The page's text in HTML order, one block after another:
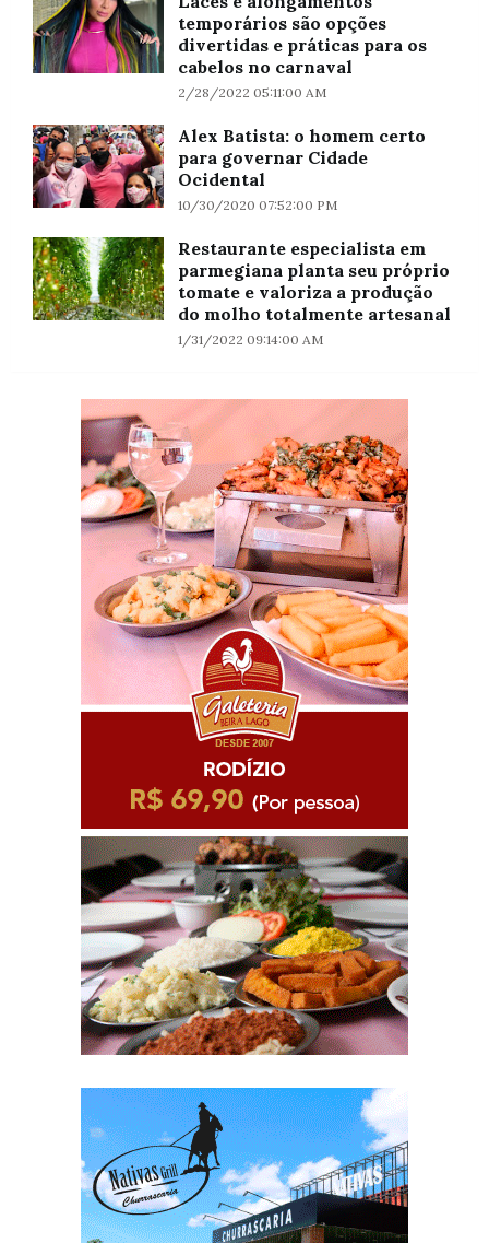
temporários são opções
divertidas e práticas para os
cabelos no carnaval
2/28/2022 05:11:00 AM
Alex Batista: o homem certo
para governar Cidade
Ocidental
10/30/2020 07:52:00 PM
Restaurante especialista em
parmegiana planta seu próprio
tomate e valoriza a produção
do molho totalmente artesanal
1/31/2022 09:14:00 AM